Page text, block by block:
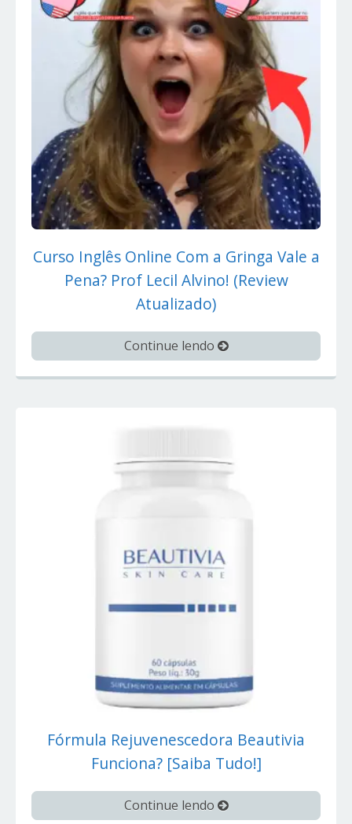
Curso Inglês Online Com a Gringa Vale a
Pena? Prof Lecil Alvino! (Review
Atualizado)
Continue lendo
Fórmula Rejuvenescedora Beautivia
Funciona? [Saiba Tudo!]
Continue lendo